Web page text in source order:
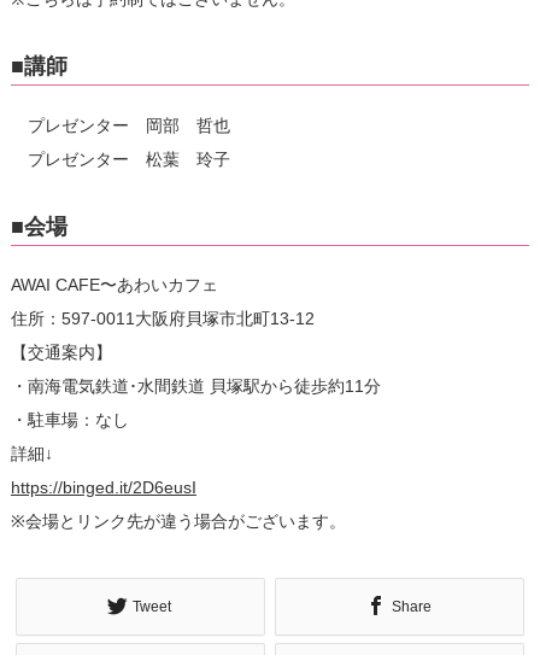
■講師
プレゼンター 岡部 哲也
プレゼンター 松葉 玲子
■会場
AWAI CAFE〜あわいカフェ
住所：597-0011大阪府貝塚市北町13-12
【交通案内】
・南海電気鉄道･水間鉄道 貝塚駅から徒歩約11分
・駐車場：なし
詳細↓
https://binged.it/2D6eusI
※会場とリンク先が違う場合がございます。
Tweet Share